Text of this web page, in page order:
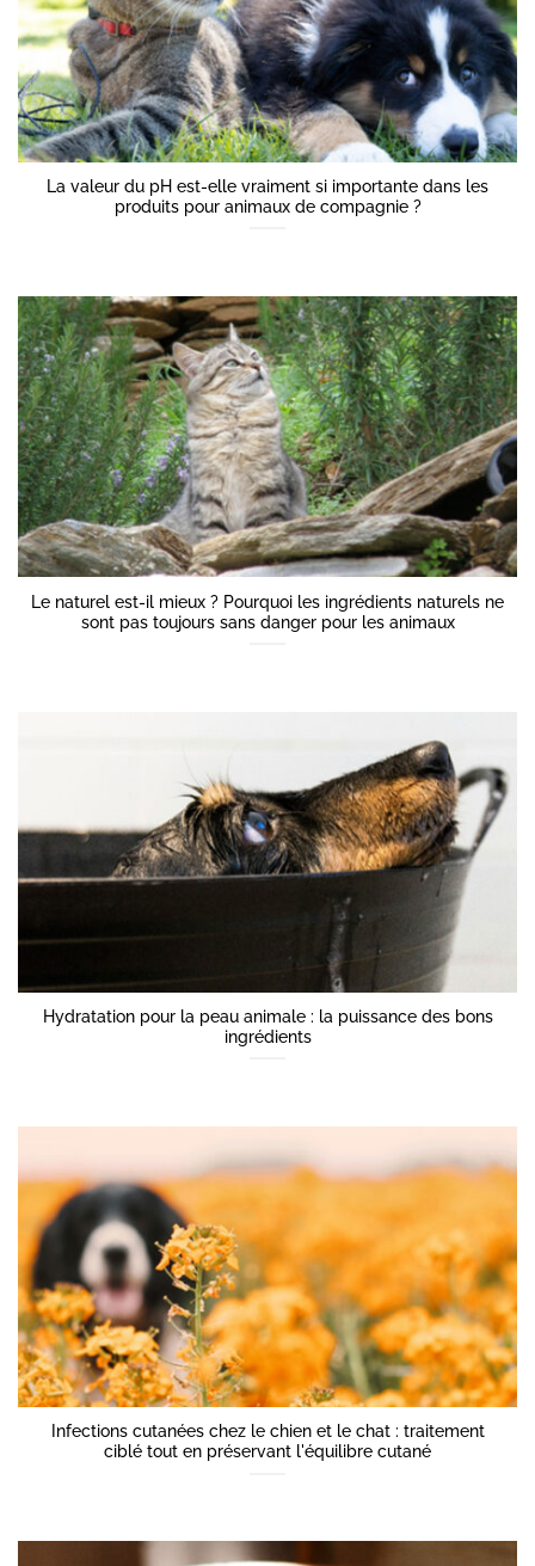
La valeur du pH est-elle vraiment si importante dans les
produits pour animaux de compagnie ?
Le naturel est-il mieux ? Pourquoi les ingrédients naturels ne
sont pas toujours sans danger pour les animaux
Hydratation pour la peau animale : la puissance des bons
ingrédients
Infections cutanées chez le chien et le chat : traitement
ciblé tout en préservant l'équilibre cutané